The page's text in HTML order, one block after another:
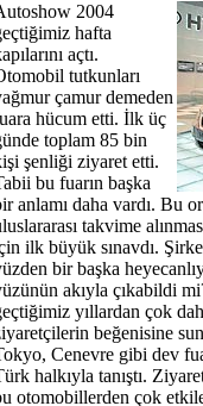
2004
hafta
açtı.
tutkunları
çamur demeden
hücum etti. İlk üç
toplam 85 bin
şenliği ziyaret etti.
bu fuarın başka
anlamı daha vardı. Bu
takvime
ilk büyük sınavdı.
bir başka
akıyla çıkabildi
yıllardan çok
beğenisine
Cenevre gibi dev
halkıyla tanıştı.
otomobillerden çok